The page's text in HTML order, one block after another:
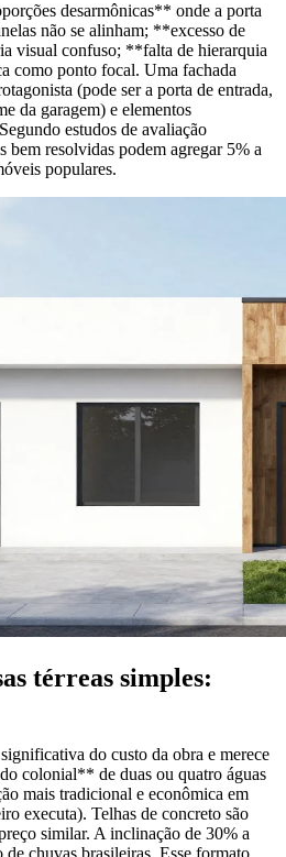
desarmônicas** onde a porta
não se alinham; **excesso de
visual confuso; **falta de hierarquia
como ponto focal. Uma fachada
(pode ser a porta de entrada,
da garagem) e elementos
estudos de avaliação
bem resolvidas podem agregar 5% a
populares.
térreas simples:
do custo da obra e merece
colonial** de duas ou quatro águas
mais tradicional e econômica em
executa). Telhas de concreto são
similar. A inclinação de 30% a
de chuvas brasileiras. Esse formato